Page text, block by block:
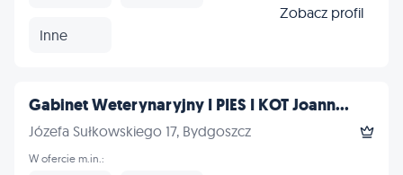
Inne
Zobacz profil
Gabinet Weterynaryjny I PIES I KOT Joann...
Józefa Sułkowskiego 17, Bydgoszcz
W ofercie m.in.: